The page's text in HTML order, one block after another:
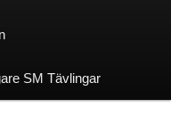
SM Tävlingar